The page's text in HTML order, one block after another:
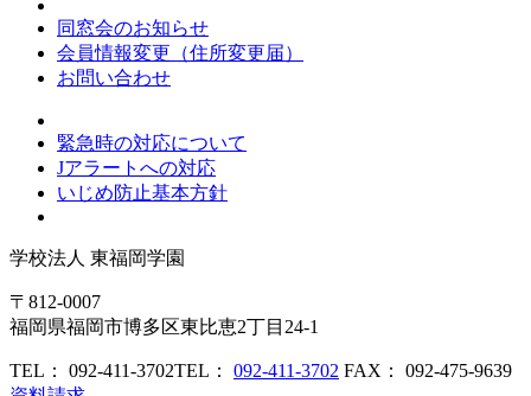
同窓会のお知らせ
会員情報変更（住所変更届）
お問い合わせ
緊急時の対応について
Jアラートへの対応
いじめ防止基本方針
学校法人 東福岡学園
〒812-0007
福岡県福岡市博多区東比恵2丁目24-1
TEL： 092-411-3702TEL： 092-411-3702 FAX： 092-475-9639